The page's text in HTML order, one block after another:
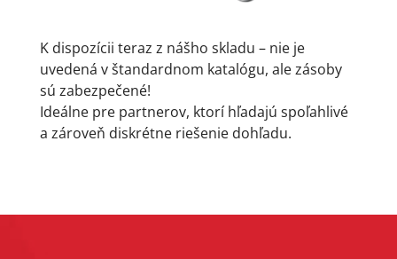
K dispozícii teraz z nášho skladu – nie je
uvedená v štandardnom katalógu, ale zásoby
sú zabezpečené!
Ideálne pre partnerov, ktorí hľadajú spoľahlivé
a zároveň diskrétne riešenie dohľadu.